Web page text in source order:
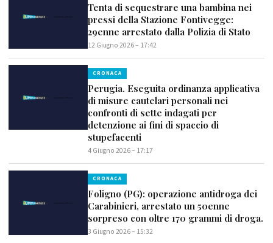
Tenta di sequestrare una bambina nei
pressi della Stazione Fontivegge:
29enne arrestato dalla Polizia di Stato
12 Giugno 2026 – 17:42
CRONACA
Perugia. Eseguita ordinanza applicativa
di misure cautelari personali nei
confronti di sette indagati per
detenzione ai fini di spaccio di
stupefacenti
4 Giugno 2026 – 17:17
CRONACA
Foligno (PG): operazione antidroga dei
Carabinieri, arrestato un 50enne
sorpreso con oltre 170 grammi di droga.
3 Giugno 2026 – 15:32